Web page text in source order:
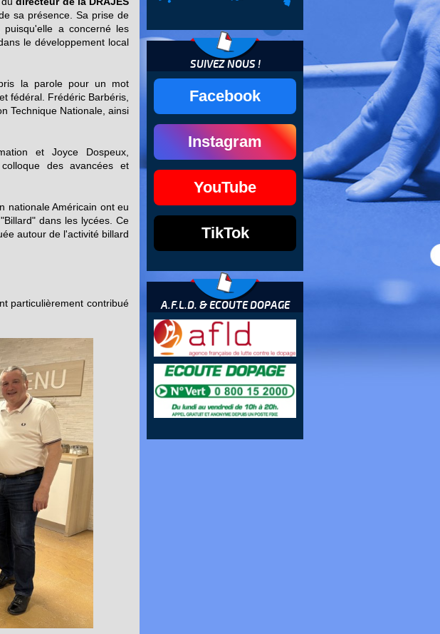
sa présence. Sa prise de
a concerné les
le développement local
la parole pour un mot
fédéral. Frédéric Barbéris,
Technique Nationale, ainsi
et Joyce Dospeux,
des avancées et
nationale Américain ont eu
dans les lycées. Ce
autour de l'activité billard
particulièrement contribué
SUIVEZ NOUS !
Facebook
Instagram
YouTube
TikTok
A.F.L.D. & ECOUTE DOPAGE